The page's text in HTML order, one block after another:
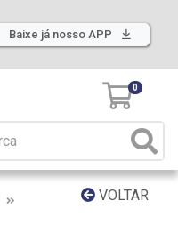
Baixe já nosso APP
0
VOLTAR